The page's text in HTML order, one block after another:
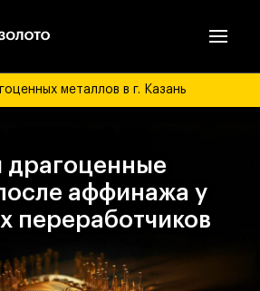
металлов в г. Казань
драгоценные
аффинажа у
переработчиков